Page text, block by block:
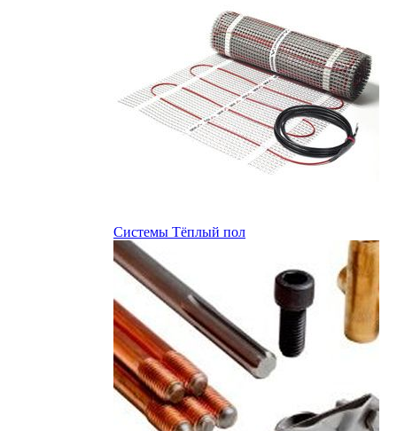
Системы Тёплый пол